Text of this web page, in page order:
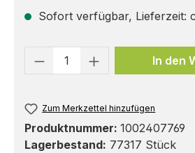
Sofort verfügbar, Lieferzeit:
Produkt Anzahl: Gib
In den
Zum Merkzettel hinzufügen
Produktnummer: 1002407769
Lagerbestand: 77317 Stück